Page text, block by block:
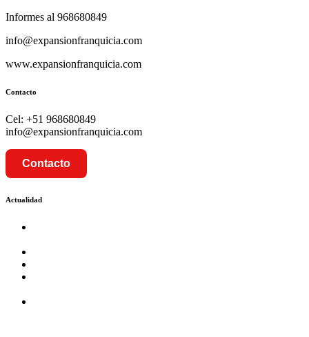
Informes al 968680849
info@expansionfranquicia.com
www.expansionfranquicia.com
Contacto
Cel: +51 968680849
info@expansionfranquicia.com
Contacto
Actualidad